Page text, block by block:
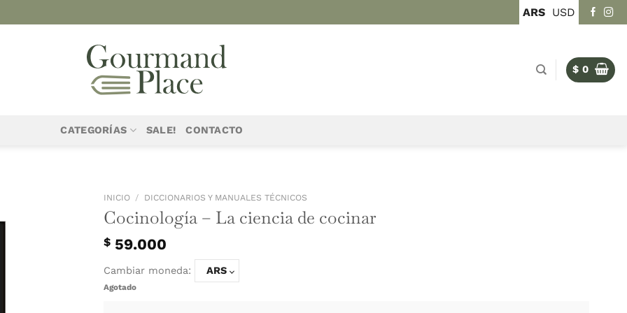
ARS USD
$ 0
CATEGORÍAS SALE! CONTACTO
Cocinología – La ciencia de cocinar